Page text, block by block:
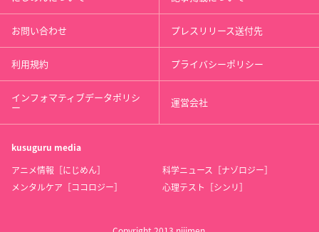
お問い合わせ プレスリリース送付先
利用規約 プライバシーポリシー
インフォマティブデータポリシ
ー 運営会社
kusuguru media
アニメ情報［にじめん］
科学ニュース［ナゾロジー］
メンタルケア［ココロジー］
心理テスト［シンリ］